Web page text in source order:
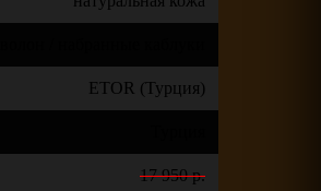
ETOR (Турция)
17 950 р.